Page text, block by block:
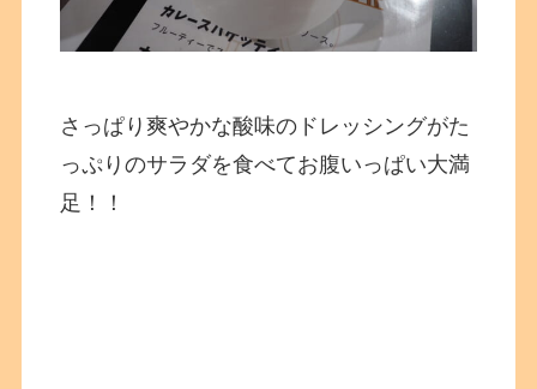
さっぱり爽やかな酸味のドレッシングがた
っぷりのサラダを食べてお腹いっぱい大満
足！！